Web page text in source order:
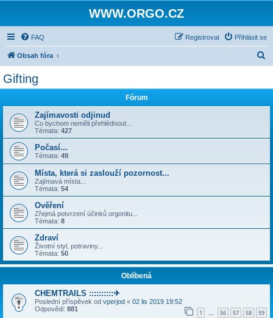
WWW.ORGO.CZ
FAQ Přihlásit se
Registrovat
Obsah fóra
Gifting
Fórum
Zajímavosti odjinud
Co bychom neměli přehlédnout...
Témata: 427
Počasí...
Témata: 49
Místa, která si zaslouží pozornost...
Zajímavá místa...
Témata: 54
Ověření
Zřejmá potvrzení účinků orgonitu...
Témata: 8
Zdraví
Životní styl, potraviny...
Témata: 50
Oblíbená
CHEMTRAILS ::::::::::✈
Poslední příspěvek od vperjod « 02 lis 2019 19:52
Odpovědi: 881 1 … 56 57 58 59